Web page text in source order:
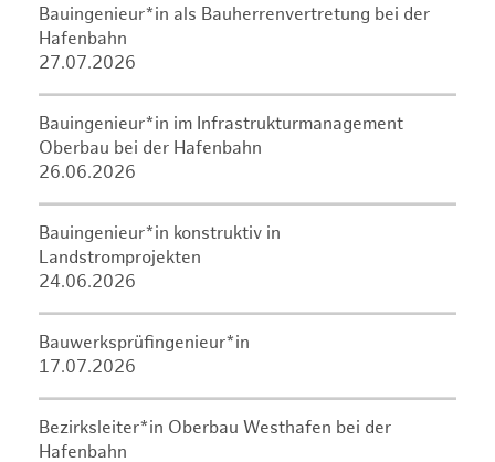
Bauingenieur*in als Bauherrenvertretung bei der
Hafenbahn
27.07.2026
Bauingenieur*in im Infrastrukturmanagement
Oberbau bei der Hafenbahn
26.06.2026
Bauingenieur*in konstruktiv in
Landstromprojekten
24.06.2026
Bauwerksprüfingenieur*in
17.07.2026
Bezirksleiter*in Oberbau Westhafen bei der
Hafenbahn